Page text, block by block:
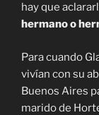
hay que
hermano o
Para cuando
vivían con su
Buenos Aires
marido de